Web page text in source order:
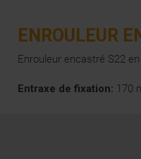
ENROULEUR
Enrouleur encastré S22
Entraxe de fixation: 170